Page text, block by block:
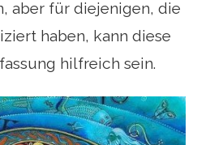
aber für diejenigen, die
haben, kann diese
hilfreich sein.